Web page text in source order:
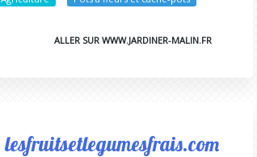
ALLER SUR WWW.JARDINER-MALIN.FR
lesfruitsetlegumesfrais.com